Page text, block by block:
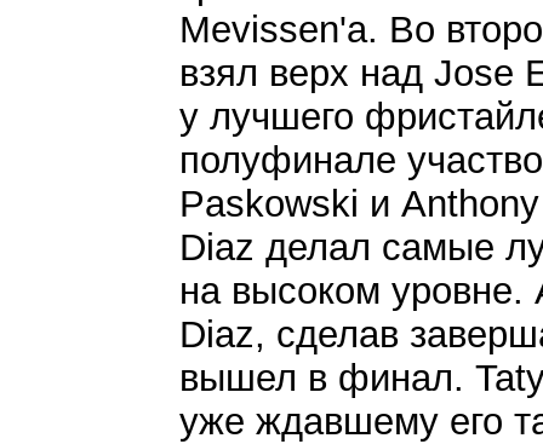
Mevissen'а. Во
взял верх над Jose
у лучшего
полуфинале
Paskowski и
Diaz делал самые
на высоком уровне.
Diaz, сделав
вышел в финал.
уже ждавшему его